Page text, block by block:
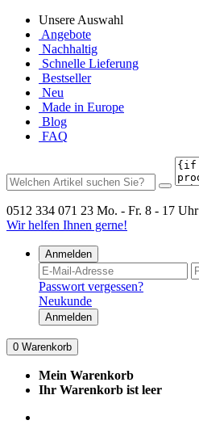
Unsere Auswahl
Angebote
Nachhaltig
Schnelle Lieferung
Bestseller
Neu
Made in Europe
Blog
FAQ
0512 334 071 23 Mo. - Fr. 8 - 17 Uhr
Wir helfen Ihnen gerne!
Anmelden
Passwort vergessen?
Neukunde
Anmelden
0 Warenkorb
Mein Warenkorb
Ihr Warenkorb ist leer